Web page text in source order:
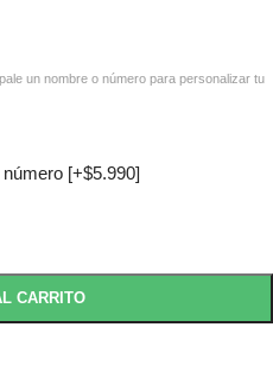
un nombre o número para personalizar tu
[+$5.990]
CARRITO